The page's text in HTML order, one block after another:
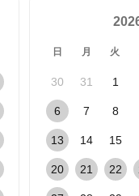
日 月 火
30 31 1
6 7 8
13 14 15
20 21 22